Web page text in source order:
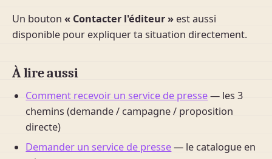
Un bouton « Contacter l'éditeur » est aussi
disponible pour expliquer ta situation directement.
À lire aussi
Comment recevoir un service de presse— les 3
chemins (demande / campagne / proposition
directe)
Demander un service de presse— le catalogue en